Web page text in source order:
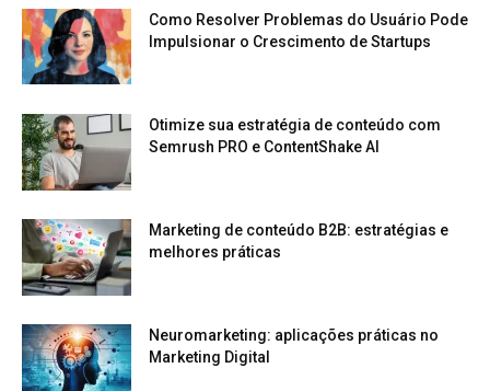
Como Resolver Problemas do Usuário Pode
Impulsionar o Crescimento de Startups
Otimize sua estratégia de conteúdo com
Semrush PRO e ContentShake AI
Marketing de conteúdo B2B: estratégias e
melhores práticas
Neuromarketing: aplicações práticas no
Marketing Digital